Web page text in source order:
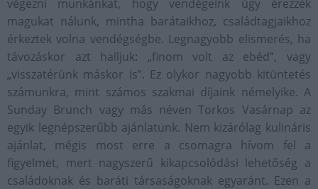
végezni munkánkat, hogy vendégeink úgy érezzék
magukat nálunk, mintha barátaikhoz, családtagjaikhoz
érkeztek volna vendégségbe. Legnagyobb elismerés, ha
távozáskor azt halljuk: „finom volt az ebéd”, vagy
„visszatérünk máskor is”. Ez olykor nagyobb kitüntetés
számunkra, mint számos szakmai díjaink némelyike. A
Sunday Brunch vagy más néven Torkos Vasárnap az
egyik legnépszerűbb ajánlatunk. Nem kizárólag kulináris
ajánlat, mégis most erre a csomagra hívom fel a
figyelmet, mert nagyszerű kikapcsolódási lehetőség a
családoknak és baráti társaságoknak egyaránt. Ezen a